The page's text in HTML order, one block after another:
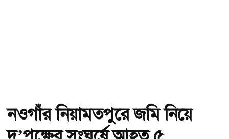
নওগাঁর নিয়ামতপুরে জমি নিয়ে